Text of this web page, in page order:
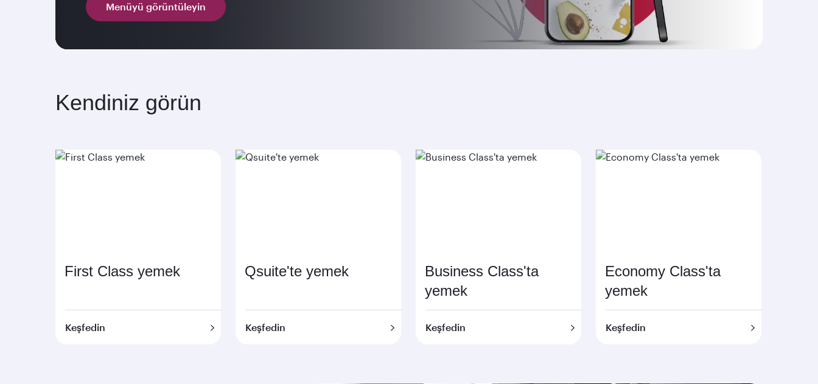
Menüyü görüntüleyin
Kendiniz görün
First Class yemek
Keşfedin
Qsuite'te yemek
Keşfedin
Business Class'ta
yemek
Keşfedin
Economy Class'ta
yemek
Keşfedin